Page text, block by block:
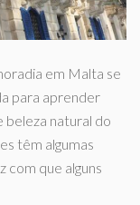
em Malta se
para aprender
beleza natural do
têm algumas
com que alguns